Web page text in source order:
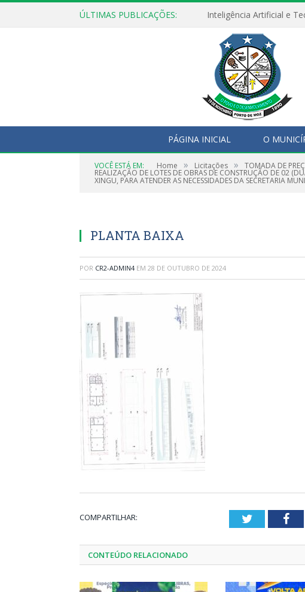
ÚLTIMAS PUBLICAÇÕES:
PÁGINA INICIAL O
VOCÊ ESTÁ EM: Home » Licitações » TOMADA DE
REALIZAÇÃO DE LOTES DE OBRAS DE CONSTRUÇÃO DE 02
XINGU, PARA ATENDER AS NECESSIDADES DA SECRETARIA
PLANTA BAIXA
POR CR2-ADMIN4 EM 28 DE OUTUBRO DE 2024
COMPARTILHAR: Twitter
CONTEÚDO RELACIONADO